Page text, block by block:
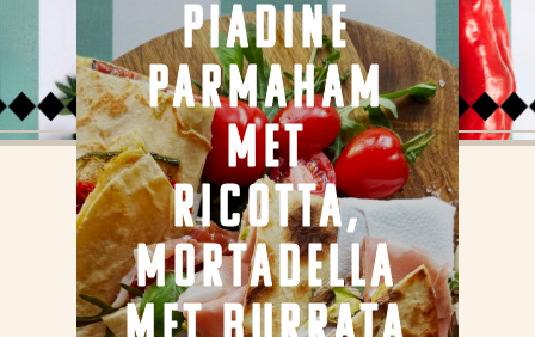
PIADINE
PARMAHAM
MET
RICOTTA,
MORTADELLA